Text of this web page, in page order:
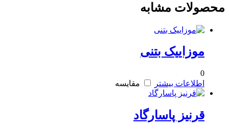
محصولات مشابه
موزاییک بتنی
0
اطلاعات بیشتر
مقایسه
قرنیز پاسارگاد